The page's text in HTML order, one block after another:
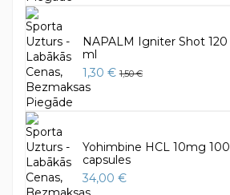
NAPALM Igniter Shot 120
ml
1,30 € 1,50 €
Yohimbine HCL 10mg 100
capsules
34,00 €